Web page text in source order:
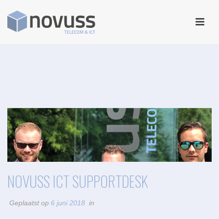
NOVUSS ICT SUPPORTDESK
Geplaatst op 6 juni 2018 in